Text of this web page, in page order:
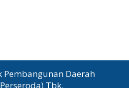
Pembangunan Daerah
Tbk.